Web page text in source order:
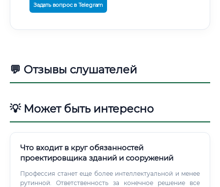
Задать вопрос в Telegram
💬 Отзывы слушателей
💡 Может быть интересно
Что входит в круг обязанностей
проектировщика зданий и сооружений
Профессия станет еще более интеллектуальной и менее
рутинной. Ответственность за конечное решение все